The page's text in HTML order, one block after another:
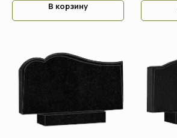
В корзину